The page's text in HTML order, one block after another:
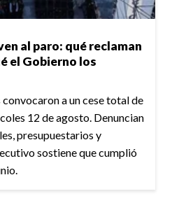
al paro: qué reclaman
el Gobierno los
a un cese total de
12 de agosto. Denuncian
presupuestarios y
sostiene que cumplió